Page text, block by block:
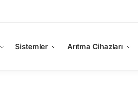
Sistemler Arıtma Cihazları